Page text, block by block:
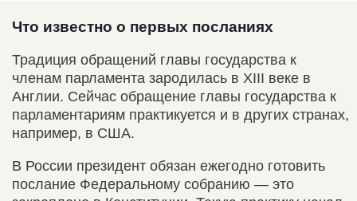
Что известно о первых посланиях
Традиция обращений главы государства к
членам парламента зародилась в XIII веке в
Англии. Сейчас обращение главы государства к
парламентариям практикуется и в других странах,
например, в США.
В России президент обязан ежегодно готовить
послание Федеральному собранию — это